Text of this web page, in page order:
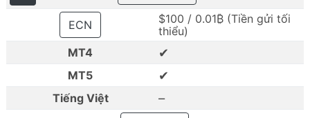
ECN
$100 / 0.01₿ (Tiền gửi tối
thiểu)
MT4
✔
MT5 ✔
Tiếng Việt –